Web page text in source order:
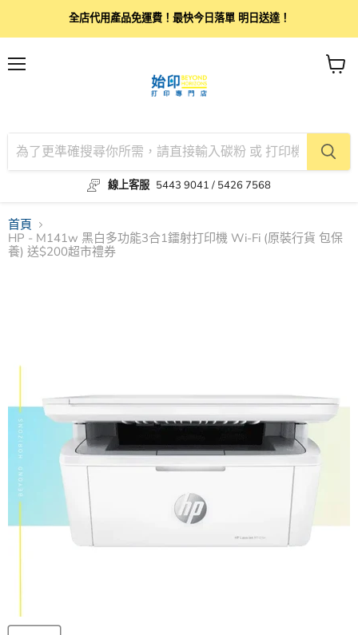
全店代用產品免運費！最快今日落單 明日送達！
線上客服 5443 9041 / 5426 7568
查
車
首頁
HP - M141w 黑白多功能3合1鐳射打印機 Wi-Fi (原裝行貨 包保
養) 送$200超市禮券